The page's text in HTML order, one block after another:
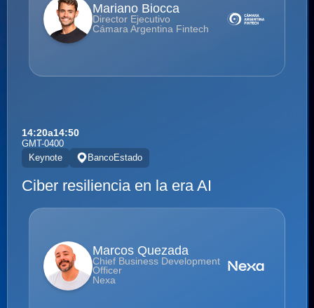
Mariano Biocca
Director Ejecutivo
Cámara Argentina Fintech
14:20a14:50
GMT-0400
Keynote
BancoEstado
Ciber resiliencia en la era AI
Marcos Quezada
Chief Business Development
Officer
Nexa